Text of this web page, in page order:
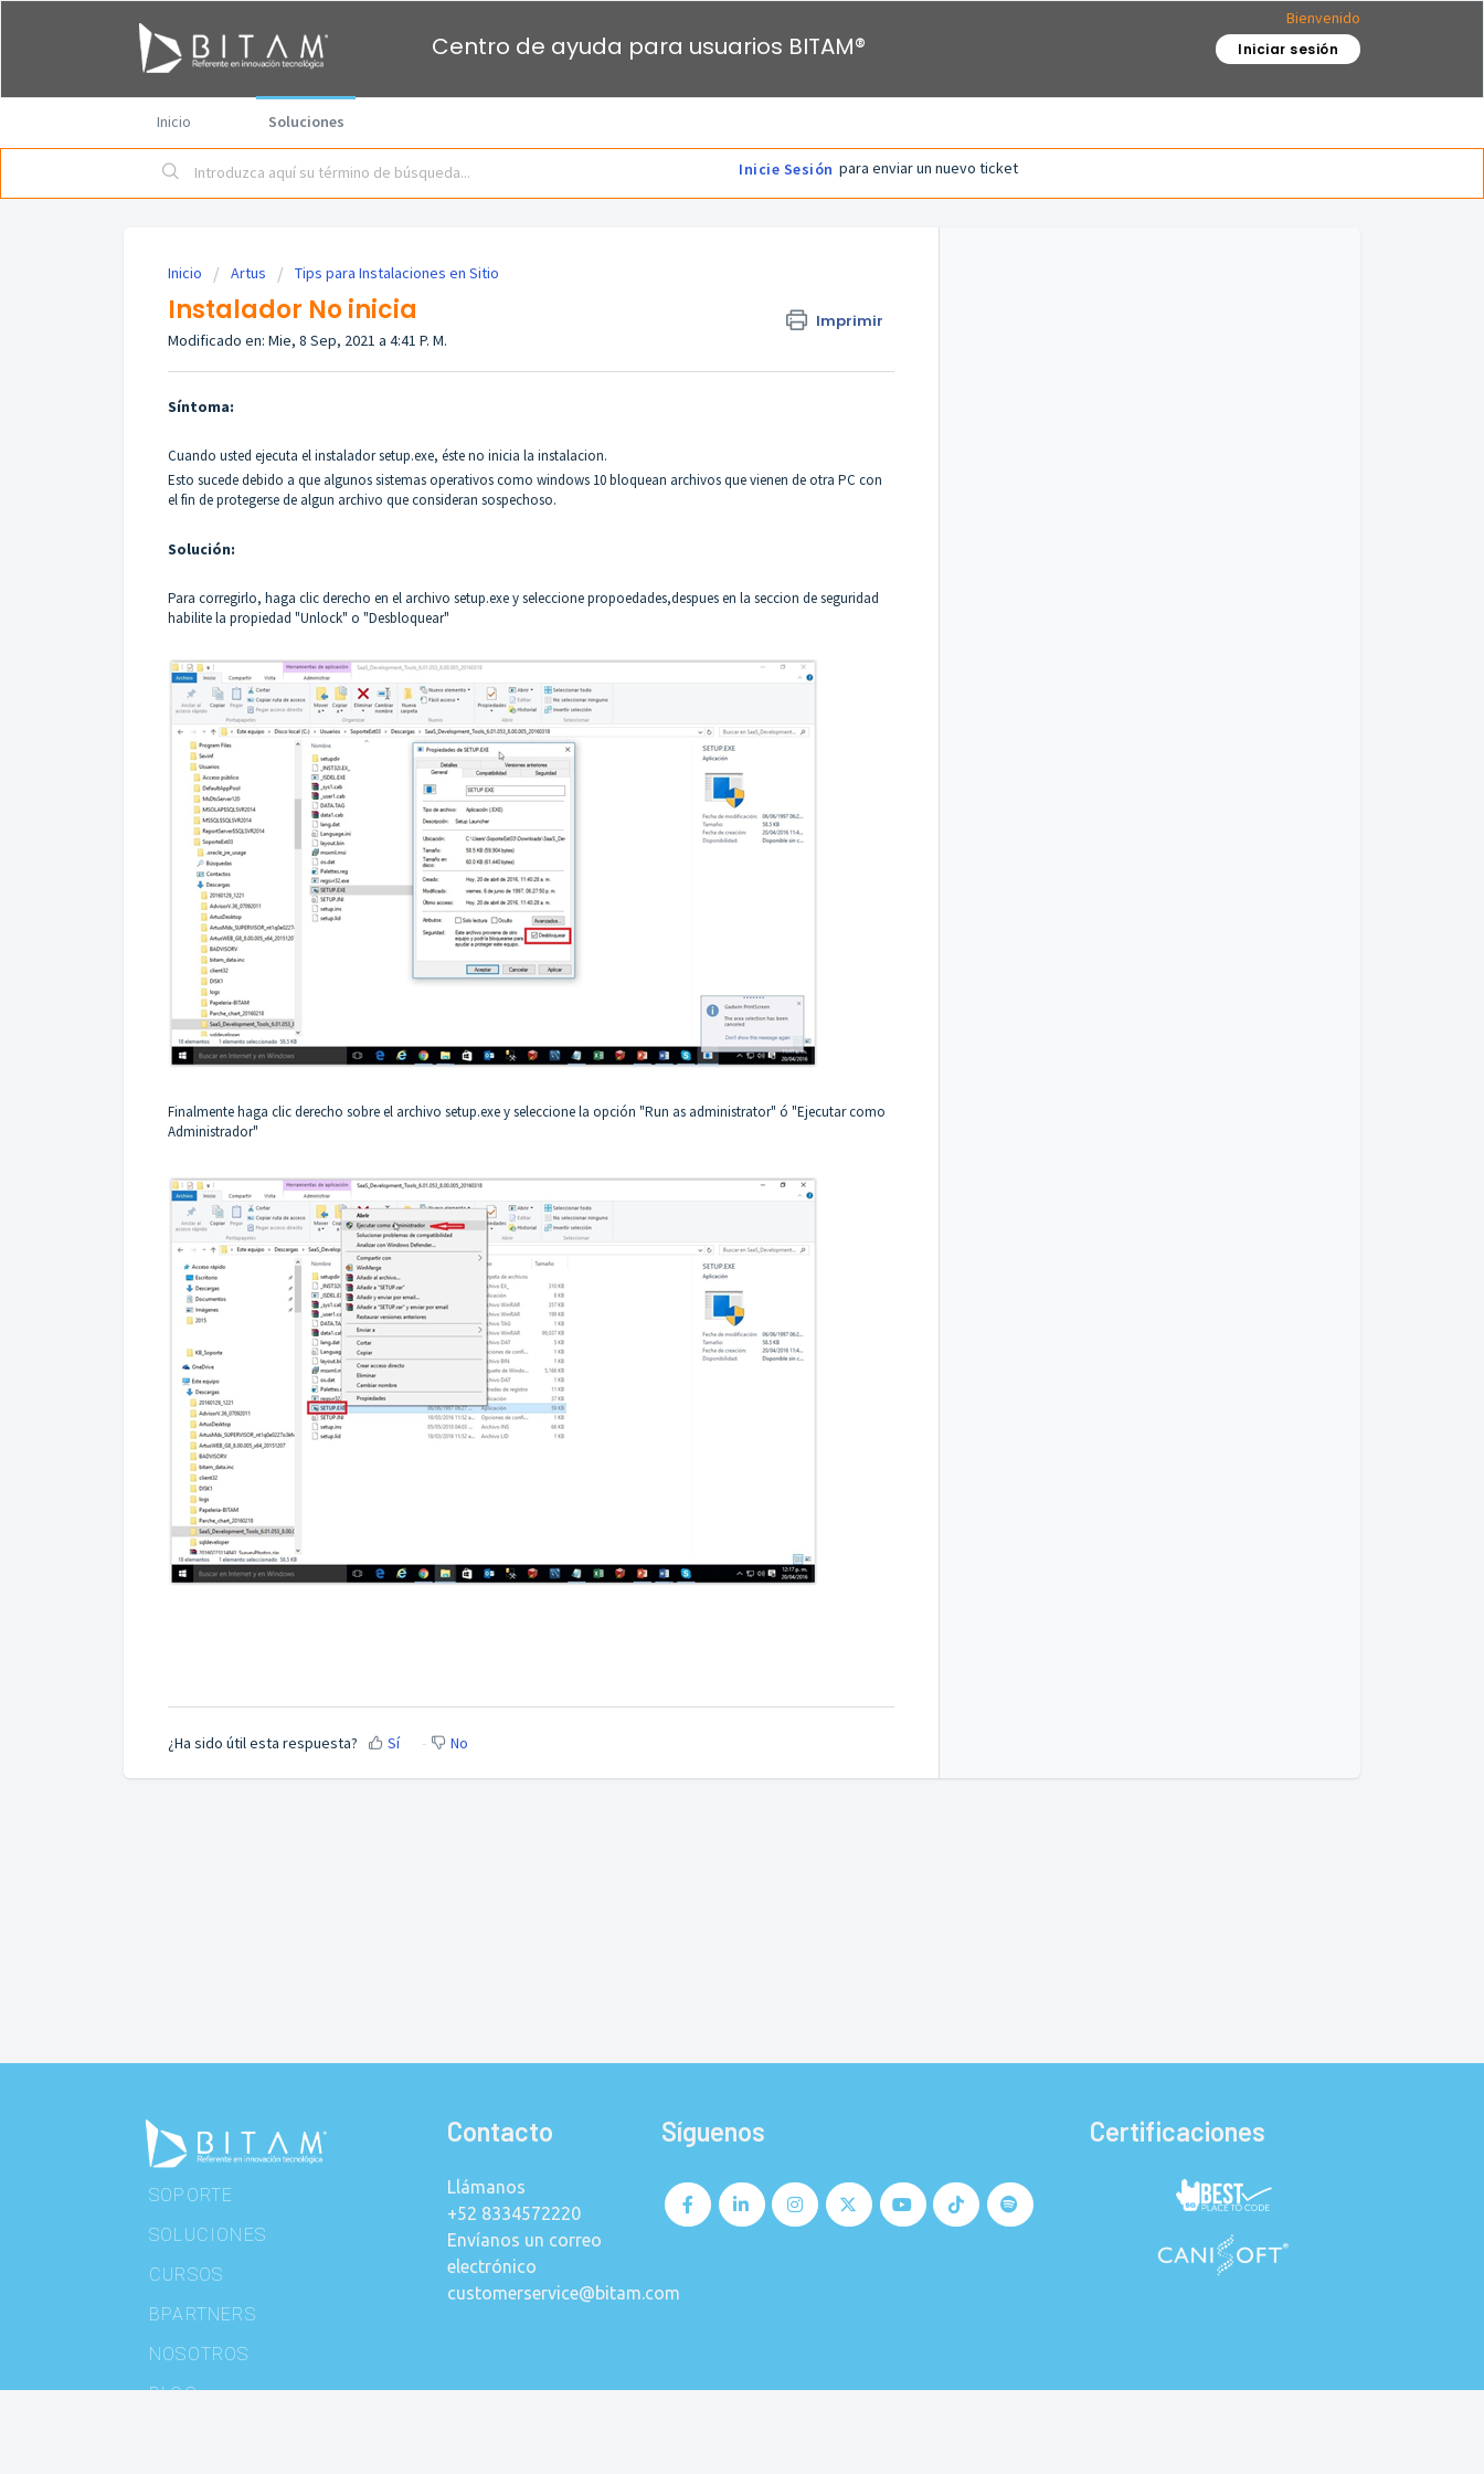
Centro de ayuda para usuarios BITAM®
Bienvenido
Iniciar sesión
Inicio Soluciones
Inicie Sesión para enviar un nuevo ticket
Inicio Artus Tips para Instalaciones en Sitio
Instalador No inicia Imprimir
Modificado en: Mie, 8 Sep, 2021 a 4:41 P. M.
Síntoma:
Cuando usted ejecuta el instalador setup.exe, éste no inicia la instalacion.
Esto sucede debido a que algunos sistemas operativos como windows 10 bloquean archivos que vienen de otra PC con
el fin de protegerse de algun archivo que consideran sospechoso.
Solución:
Para corregirlo, haga clic derecho en el archivo setup.exe y seleccione propoedades,despues en la seccion de seguridad
habilite la propiedad "Unlock" o "Desbloquear"
Finalmente haga clic derecho sobre el archivo setup.exe y seleccione la opción "Run as administrator" ó "Ejecutar como
Administrador"
¿Ha sido útil esta respuesta? Sí No